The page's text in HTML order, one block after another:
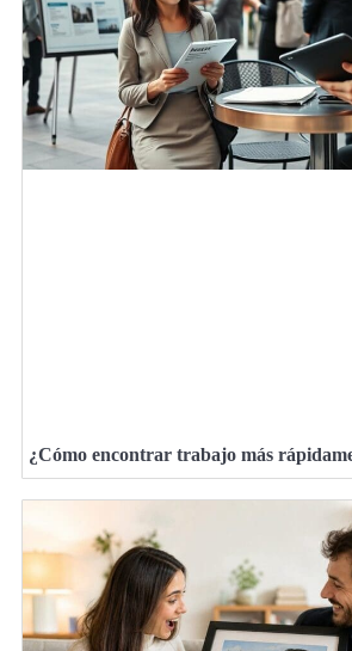
¿Cómo encontrar trabajo más